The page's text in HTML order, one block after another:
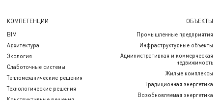
КОМПЕТЕНЦИИ
BIM
Архитектура
Экология
Слаботочные системы
Тепломеханические решения
Технологические решения
ОБЪЕКТЫ
Промышленные предприятия
Инфраструктурные объекты
Административная и коммерческая
недвижимость
Жилые комплексы
Традиционная энергетика
Возобновляемая энергетика